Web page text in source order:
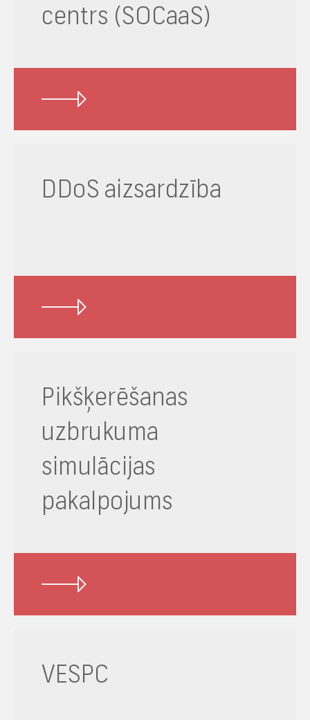
centrs (SOCaaS)
DDoS aizsardzība
Pikšķerēšanas
uzbrukuma
simulācijas
pakalpojums
VESPC